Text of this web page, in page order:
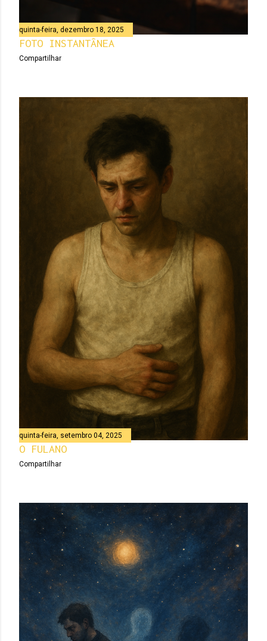
quinta-feira, dezembro 18, 2025
FOTO INSTANTÂNEA
Compartilhar
quinta-feira, setembro 04, 2025
O FULANO
Compartilhar